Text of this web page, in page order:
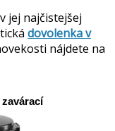
jej najčistejšej
dovolenka v
nájdete na